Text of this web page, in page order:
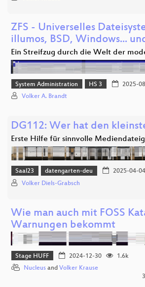
ZFS - Universelles
illumos, BSD, Windows...
Ein Streifzug durch die Welt der
System Administration HS 3 2025-
Volker A. Brandt
DG112: Wer hat den
Erste Hilfe für sinnvolle
Saal23 datengarten-deu 2025-04-04
Volker Diels-Grabsch
Wie man auch mit FOSS
Warnungen bekommt
Stage HUFF 2024-12-30
1.6k
Nucleus and Volker Krause